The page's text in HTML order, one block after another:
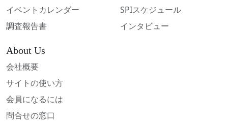
イベントカレンダー
調査報告書
SPIスケジュール
インタビュー
About Us
会社概要
サイトの使い方
会員になるには
問合せの窓口